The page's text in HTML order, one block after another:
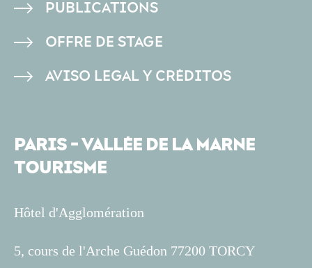
PUBLICATIONS
OFFRE DE STAGE
AVISO LEGAL Y CRÉDITOS
PARIS - VALLÉE DE LA MARNE
TOURISME
Hôtel d'Agglomération
5, cours de l'Arche Guédon 77200 TORCY